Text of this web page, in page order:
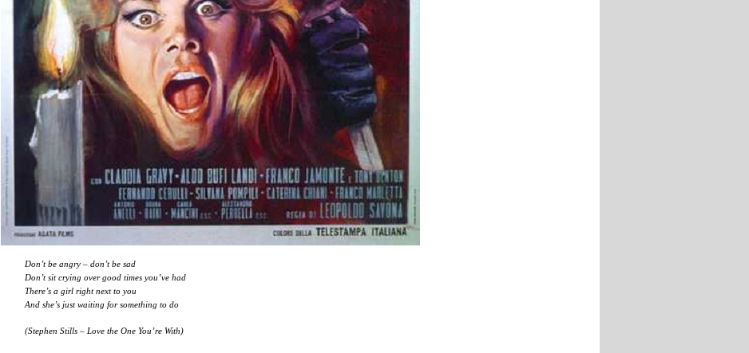
Don’t be angry – don’t be sad
Don’t sit crying over good times you’ve had
There’s a girl right next to you
And she’s just waiting for something to do
(Stephen Stills – Love the One You’re With)